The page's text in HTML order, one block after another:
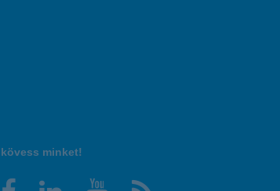
kövess minket!